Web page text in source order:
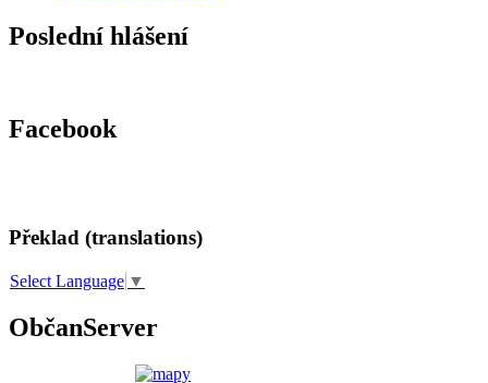
Poslední hlášení
Facebook
Překlad (translations)
Select Language ▼
ObčanServer